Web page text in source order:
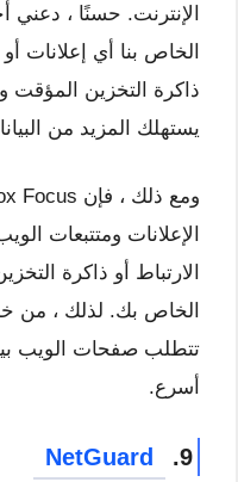
الإنترنت. حسنًا ،
الخاص بنا أي إعلانات
ذاكرة التخزين المؤقت
يستهلك المزيد من
الإعلانات ومتتبعات
الارتباط أو ذاكرة
الخاص بك. لذلك ، من
تتطلب صفحات الويب
أسرع.
9.
NetGuard